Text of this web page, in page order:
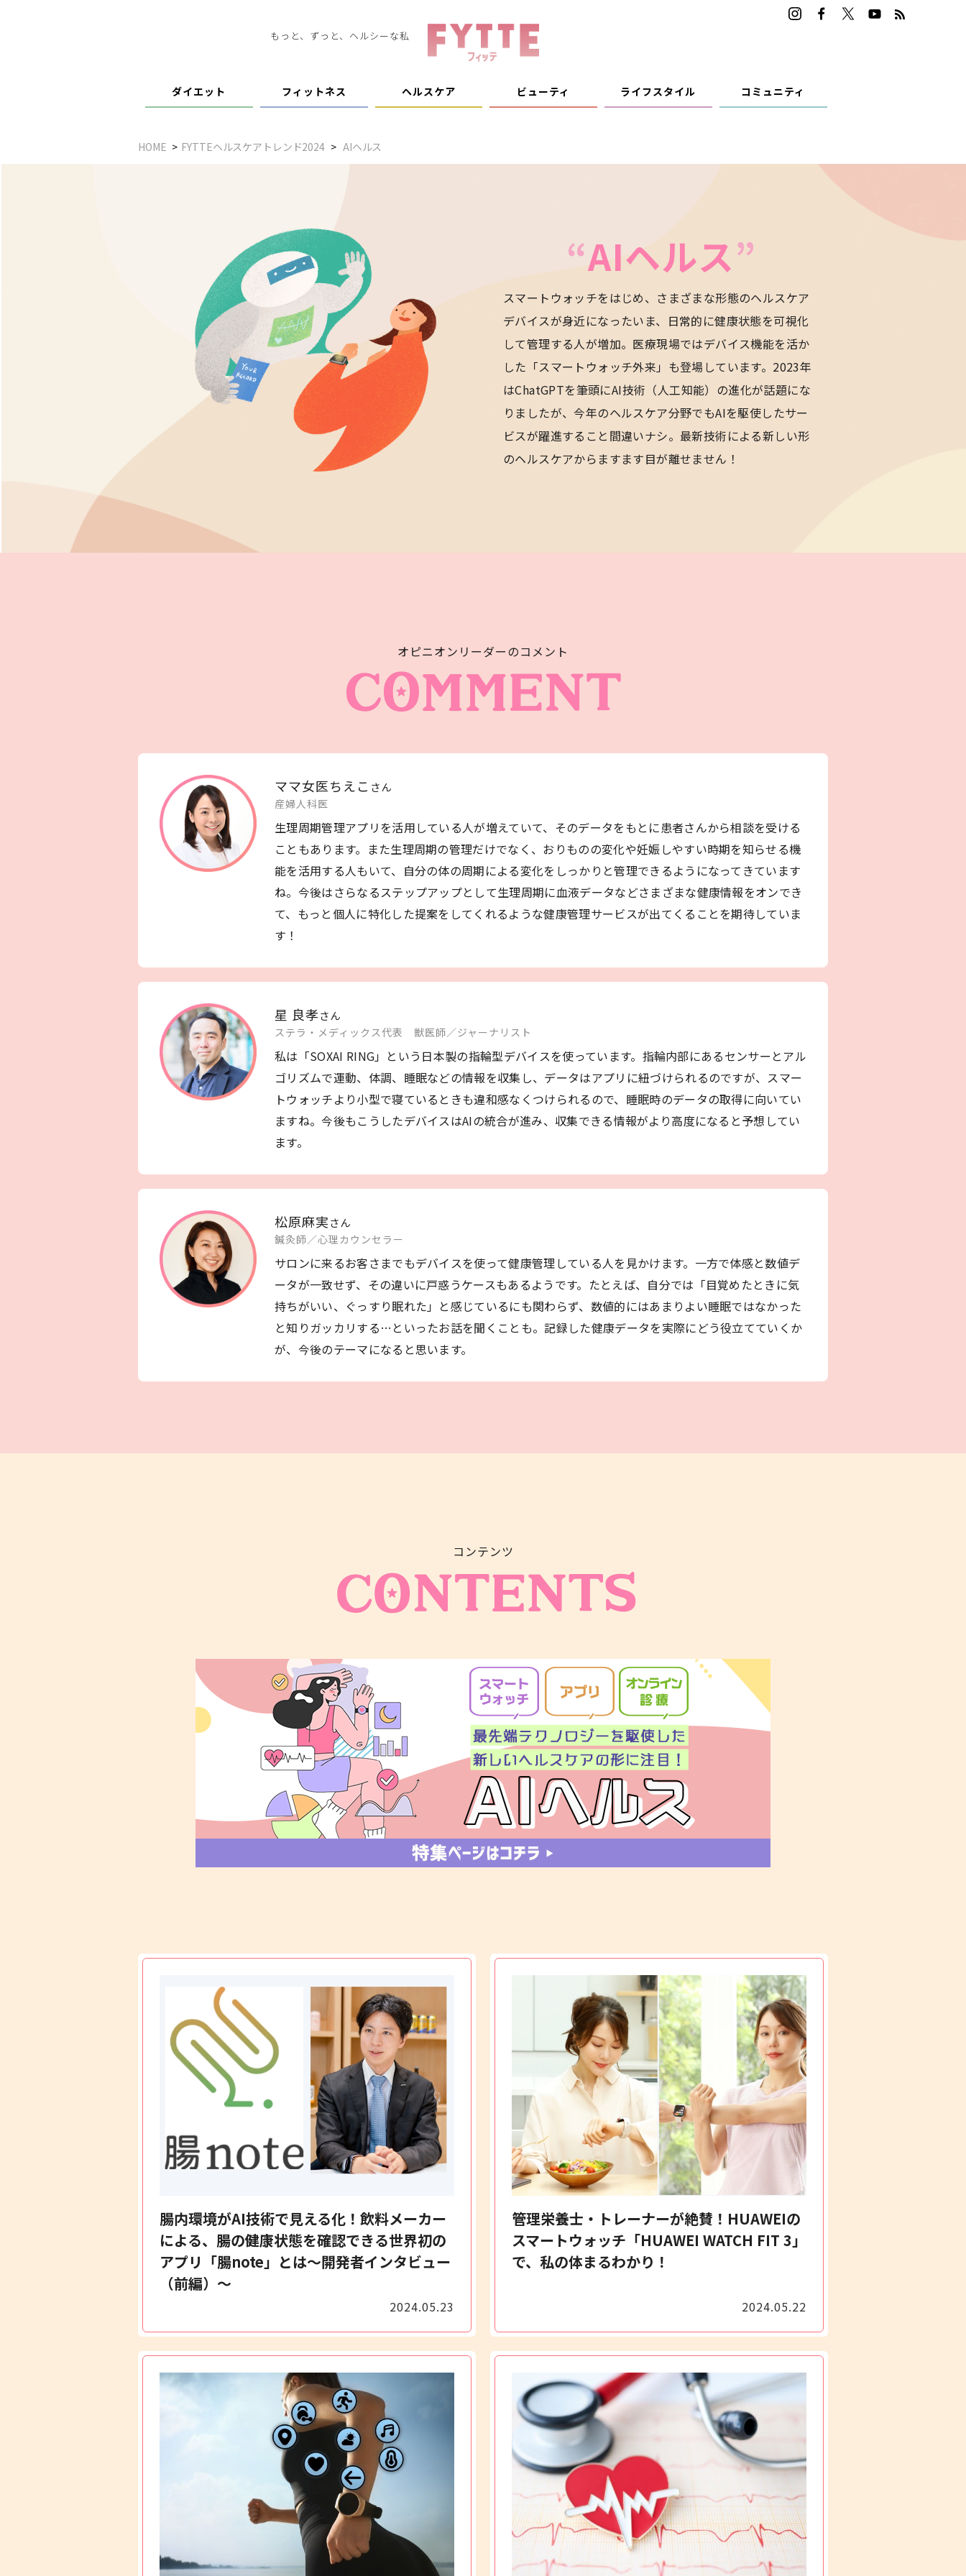
もっと、ずっと、ヘルシーな私
ダイエット フィットネス ヘルスケア ビューティ ライフスタイル コミュニティ
HOME FYTTEヘルスケアトレンド2024 AIヘルス
“AIヘルス”
スマートウォッチをはじめ、さまざまな形態のヘルスケア
デバイスが身近になったいま、日常的に健康状態を可視化
して管理する人が増加。医療現場ではデバイス機能を活か
した「スマートウォッチ外来」も登場しています。2023年
はChatGPTを筆頭にAI技術（人工知能）の進化が話題にな
りましたが、今年のヘルスケア分野でもAIを駆使したサー
ビスが躍進すること間違いナシ。最新技術による新しい形
のヘルスケアからますます目が離せません！
オピニオンリーダーのコメント
ママ女医ちえこ さん
産婦人科医
生理周期管理アプリを活用している人が増えていて、そのデータをもとに患者さんから相談を受ける
こともあります。また生理周期の管理だけでなく、おりものの変化や妊娠しやすい時期を知らせる機
能を活用する人もいて、自分の体の周期による変化をしっかりと管理できるようになってきています
ね。今後はさらなるステップアップとして生理周期に血液データなどさまざまな健康情報をオンでき
て、もっと個人に特化した提案をしてくれるような健康管理サービスが出てくることを期待していま
す！
星 良孝さん
ステラ・メディックス代表 獣医師／ジャーナリスト
私は「SOXAI RING」という日本製の指輪型デバイスを使っています。指輪内部にあるセンサーとアル
ゴリズムで運動、体調、睡眠などの情報を収集し、データはアプリに紐づけられるのですが、スマー
トウォッチより小型で寝ているときも違和感なくつけられるので、睡眠時のデータの取得に向いてい
ますね。今後もこうしたデバイスはAIの統合が進み、収集できる情報がより高度になると予想してい
ます。
松原麻実さん
鍼灸師／心理カウンセラー
サロンに来るお客さまでもデバイスを使って健康管理している人を見かけます。一方で体感と数値デ
ータが一致せず、その違いに戸惑うケースもあるようです。たとえば、自分では「目覚めたときに気
持ちがいい、ぐっすり眠れた」と感じているにも関わらず、数値的にはあまりよい睡眠ではなかった
と知りガッカリする…といったお話を聞くことも。記録した健康データを実際にどう役立てていくか
が、今後のテーマになると思います。
コンテンツ
腸内環境がAI技術で見える化！飲料メーカー
による、腸の健康状態を確認できる世界初の
アプリ「腸note」とは～開発者インタビュー
（前編）～
2024.05.23
管理栄養士・トレーナーが絶賛！HUAWEIの
スマートウォッチ「HUAWEI WATCH FIT 3」
で、私の体まるわかり！
2024.05.22